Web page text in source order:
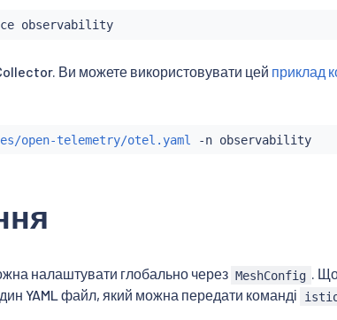
create namespace observability
Ви можете використовувати цей приклад
open-telemetry/otel.yaml -n observability
налаштувати глобально через MeshConfig .
YAML файл, який можна передати команді